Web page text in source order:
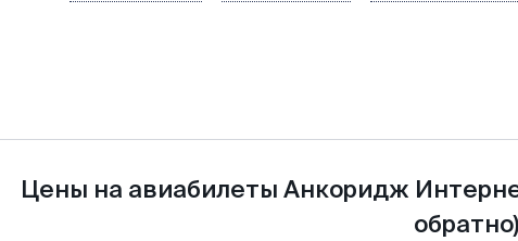
Цены на авиабилеты Анкоридж
обратно)